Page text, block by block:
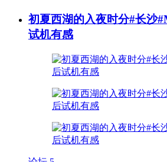
初夏西湖的入夜时分#长沙
试机有感